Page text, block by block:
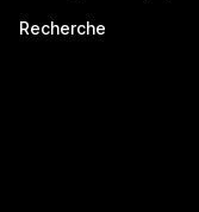
Recherche